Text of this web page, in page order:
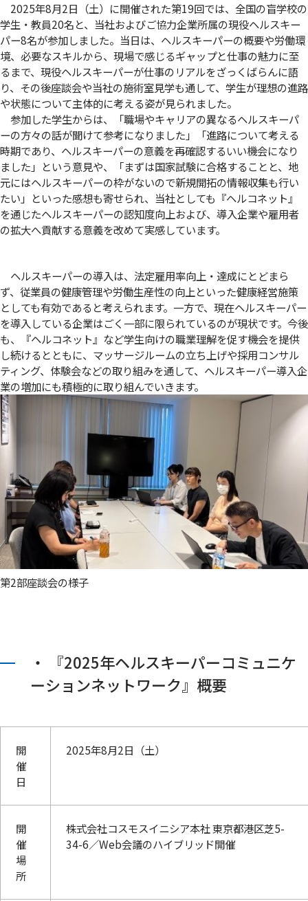
2025年8月2日（土）に開催された第19回では、全国の盲学校の
学生・教員20名と、当社およびご協力企業所属の現役ヘルスキー
パー8名が参加しました。当日は、ヘルスキーパーの概要や労働環
境、必要なスキルから、現場で感じるギャップと仕事の魅力に至
るまで、現役ヘルスキーパーが仕事のリアルをざっくばらんに語
り、その後座談会や当社の施術室見学も通して、学生が理想の進路
や状態について主体的に考える姿が見られました。
参加した学生からは、「職場やキャリアの異なるヘルスキーパ
ーの方々の話が聞けて参考になりました」「進路について考える
時期であり、ヘルスキーパーの意義を再確認するいい機会になり
ました」という意見や、「まずは国家試験に合格することと、地
元にはヘルスキーパーの枠がないので新規開拓の情報収集も行い
たい」といった感想も寄せられ、当社としても『ヘルコネット』
を通じたヘルスキーパーの認知度向上および、導入企業や雇用者
の拡大へ貢献する意義を改めて実感しています。
ヘルスキーパーの導入は、法定雇用率向上・達成にとどまら
ず、従業員の健康管理や労働生産性の向上といった健康経営施策
としても有効であると考えられます。一方で、現在ヘルスキーパー
を導入している企業はごく一部に限られているのが現状です。今後
も、『ヘルコネット』など学生向けの職業理解を促す機会を提供
し続けるとともに、マッサージルームの立ち上げや採用コンサル
ティング、体験会などの取り組みを通して、ヘルスキーパー導入企
業の増加にも積極的に取り組んでいきます。
第2部座談会の様子
・ 『2025年ヘルスキーパーコミュニケ
ーションネットワーク』概要
開
催
日
2025年8月2日（土）
開
催
場
所
株式会社コスモスイニシア本社 東京都港区芝5-
34-6／Web会議のハイブリッド開催